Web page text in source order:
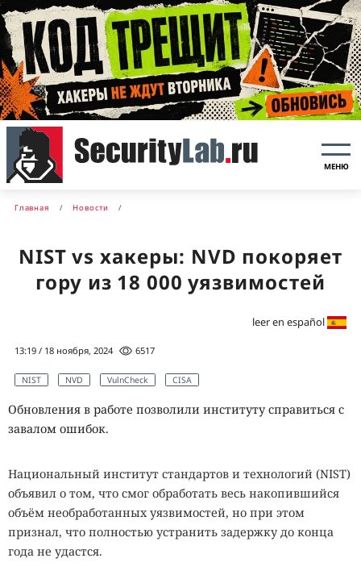
МЕНЮ
Главная Новости
NIST vs хакеры: NVD покоряет
гору из 18 000 уязвимостей
leer en español
13:19 / 18 ноября, 2024 6517
NIST NVD VulnCheck CISA
Обновления в работе позволили институту справиться с
завалом ошибок.
Национальный институт стандартов и технологий (NIST)
объявил о том, что смог обработать весь накопившийся
объём необработанных уязвимостей, но при этом
признал, что полностью устранить задержку до конца
года не удастся.